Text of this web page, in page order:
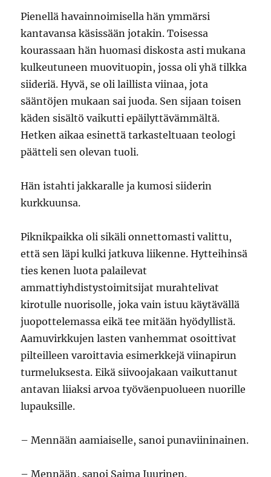
Pienellä havainnoimisella hän ymmärsi
kantavansa käsissään jotakin. Toisessa
kourassaan hän huomasi diskosta asti mukana
kulkeutuneen muovituopin, jossa oli yhä tilkka
siideriä. Hyvä, se oli laillista viinaa, jota
sääntöjen mukaan sai juoda. Sen sijaan toisen
käden sisältö vaikutti epäilyttävämmältä.
Hetken aikaa esinettä tarkasteltuaan teologi
päätteli sen olevan tuoli.
Hän istahti jakkaralle ja kumosi siiderin
kurkkuunsa.
Piknikpaikka oli sikäli onnettomasti valittu,
että sen läpi kulki jatkuva liikenne. Hytteihinsä
ties kenen luota palailevat
ammattiyhdistystoimitsijat murahtelivat
kirotulle nuorisolle, joka vain istuu käytävällä
juopottelemassa eikä tee mitään hyödyllistä.
Aamuvirkkujen lasten vanhemmat osoittivat
pilteilleen varoittavia esimerkkejä viinapirun
turmeluksesta. Eikä siivoojakaan vaikuttanut
antavan liiaksi arvoa työväenpuolueen nuorille
lupauksille.
– Mennään aamiaiselle, sanoi punaviininainen.
– Mennään, sanoi Saima Juurinen.